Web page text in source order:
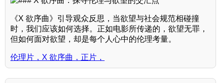
《X 欲序曲》引导观众反思，当欲望与社会规范相碰撞
时，我们应该如何选择。正如电影所传递的，欲望无罪，
但如何面对欲望，却是每个人心中的伦理考量。
伦理片，X 欲序曲，正片，